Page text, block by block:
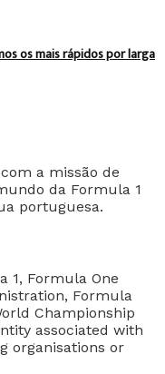
os mais rápidos por larga
a missão de
da Formula 1
portuguesa.
1, Formula One
Formula
Championship
associated with
organisations or